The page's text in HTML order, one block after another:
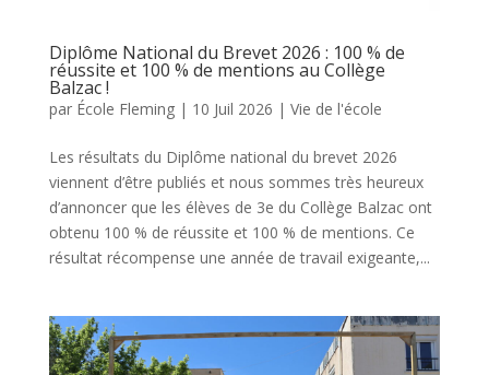
Diplôme National du Brevet 2026 : 100 % de
réussite et 100 % de mentions au Collège
Balzac !
par École Fleming| 10 Juil 2026 | Vie de l'école
Les résultats du Diplôme national du brevet 2026
viennent d’être publiés et nous sommes très heureux
d’annoncer que les élèves de 3e du Collège Balzac ont
obtenu 100 % de réussite et 100 % de mentions. Ce
résultat récompense une année de travail exigeante,...